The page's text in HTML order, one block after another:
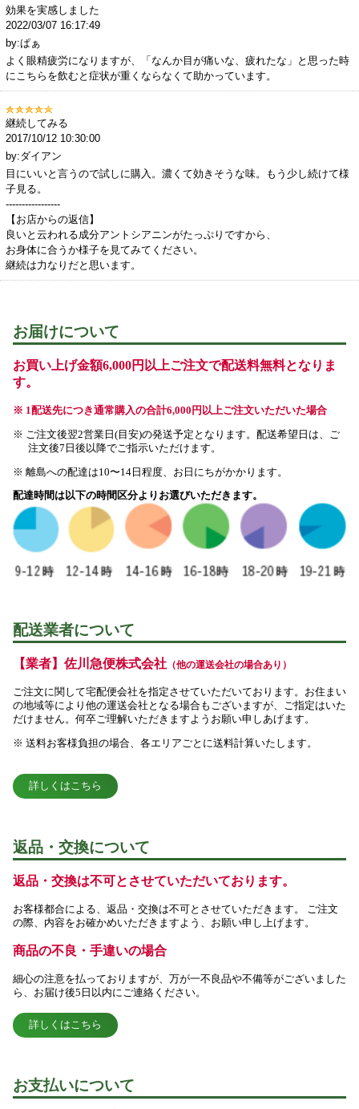
効果を実感しました
2022/03/07 16:17:49
by:ぱぁ
よく眼精疲労になりますが、「なんか目が痛いな、疲れたな」と思った時
にこちらを飲むと症状が重くならなくて助かっています。
継続してみる
2017/10/12 10:30:00
by:ダイアン
目にいいと言うので試しに購入。濃くて効きそうな味。もう少し続けて様
子見る。
-----------------
【お店からの返信】
良いと云われる成分アントシアニンがたっぷりですから、
お身体に合うか様子を見てみてください。
継続は力なりだと思います。